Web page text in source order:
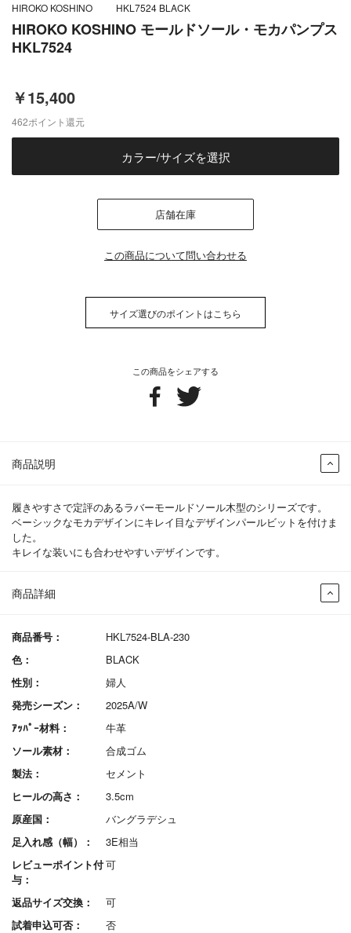
HIROKO KOSHINO モールドソール・モカパンプス
HKL7524
￥15,400
商品詳細
商品番号：
HKL7524-BLA-230
色：
BLACK
性別：
婦人
発売シーズン：
2025A/W
ｱｯﾊﾟｰ材料：
牛革
ソール素材：
合成ゴム
製法：
セメント
ヒールの高さ：
3.5cm
原産国：
バングラデシュ
足入れ感（幅）：
3E相当
レビューポイント付
与：
可
返品サイズ交換：
可
試着申込可否：
否
この商品をシェアする
商品説明
履きやすさで定評のあるラバーモールドソール木型のシリーズです。
ベーシックなモカデザインにキレイ目なデザインパールビットを付けま
した。
キレイな装いにも合わせやすいデザインです。
HIROKO KOSHINO HKL7524 BLACK
462ポイント還元
カラー/サイズを選択
店舗在庫
この商品について問い合わせる
サイズ選びのポイントはこちら